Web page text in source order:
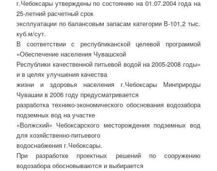
г.Чебоксары утверждены по состоянию на 01.07.2004 года на
25-летний расчетный срок
эксплуатации по балансовым запасам категории В-101,2 тыс.
куб.м/сут.
В соответствии с республиканской целевой программой
«Обеспечение населения Чувашской
Республики качественной питьевой водой на 2005-2008 годы»
и в целях улучшения качества
жизни и здоровья населения г.Чебоксары Минприроды
Чувашии в 2006 году предусматривается
разработка технико-экономического обоснования водозабора
подземных вод на участке
«Волжский» Чебоксарского месторождения подземных вод
для хозяйственно-питьевого
водоснабжения г.Чебоксары.
При разработке проектных решений по сооружению
водозабора обосновываются и выбирается